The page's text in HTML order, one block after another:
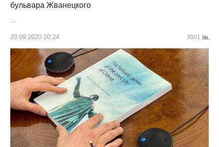
бульвара Жванецкого
23.09.2020 20:24 3001